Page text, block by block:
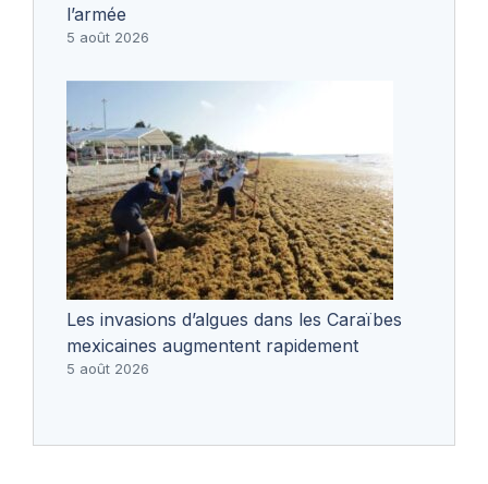
l’armée
5 août 2026
Les invasions d’algues dans les Caraïbes
mexicaines augmentent rapidement
5 août 2026